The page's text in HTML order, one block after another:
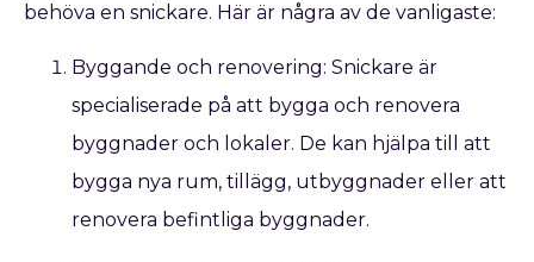
behöva en snickare. Här är några av de vanligaste:
Byggande och renovering: Snickare är
specialiserade på att bygga och renovera
byggnader och lokaler. De kan hjälpa till att
bygga nya rum, tillägg, utbyggnader eller att
renovera befintliga byggnader.